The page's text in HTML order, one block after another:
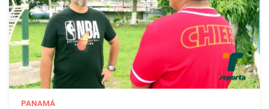
PANAMÁ